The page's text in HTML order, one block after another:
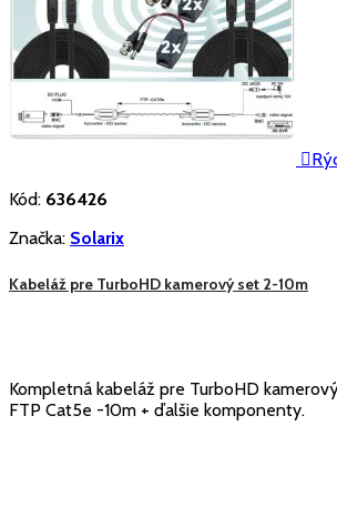

Kód: 636426
Značka: Solarix
Kabeláž pre TurboHD kamerový set 2-10m
Kompletná kabeláž pre TurboHD
FTP Cat5e -10m + ďalšie komponenty.